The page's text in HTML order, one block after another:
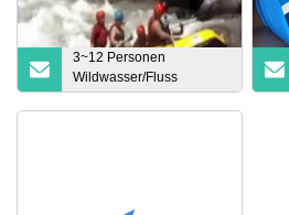
3~12 Personen
Wildwasser/Fluss
aufblasbares PVC-